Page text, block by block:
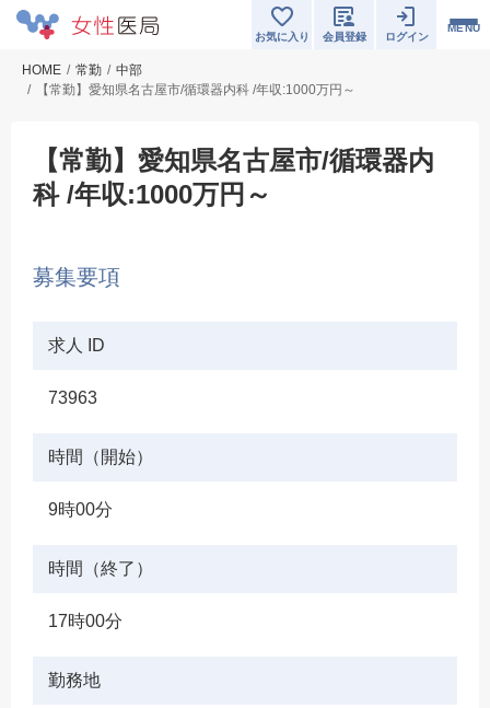
MENU
お気に入り 会員登録 ログイン
HOME 常勤
中部
【常勤】愛知県名古屋市/循環器内科 /年収:1000万円～
【常勤】愛知県名古屋市/循環器内
科 /年収:1000万円～
募集要項
求人 ID
73963
時間（開始）
9時00分
時間（終了）
17時00分
勤務地